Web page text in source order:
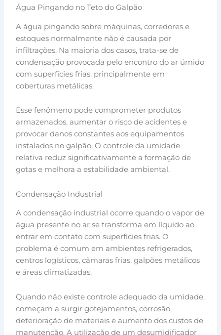
Água Pingando no Teto do Galpão
A água pingando sobre máquinas, corredores e
estoques normalmente não é causada por
infiltrações. Na maioria dos casos, trata-se de
condensação provocada pelo encontro do ar úmido
com superfícies frias, principalmente em
coberturas metálicas.
Esse fenômeno pode comprometer produtos
armazenados, aumentar o risco de acidentes e
provocar danos constantes aos equipamentos
instalados no galpão. O controle da umidade
relativa reduz significativamente a formação de
gotas e melhora a estabilidade ambiental.
Condensação Industrial
A condensação industrial ocorre quando o vapor de
água presente no ar se transforma em líquido ao
entrar em contato com superfícies frias. O
problema é comum em ambientes refrigerados,
centros logísticos, câmaras frias, galpões metálicos
e áreas climatizadas.
Quando não existe controle adequado da umidade,
começam a surgir gotejamentos, corrosão,
deterioração de materiais e aumento dos custos de
manutenção. A utilização de um desumidificador